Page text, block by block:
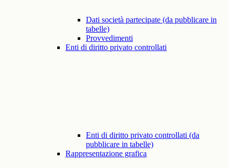
Dati società partecipate (da pubblicare in
tabelle)
Provvedimenti
Enti di diritto privato controllati
Enti di diritto privato controllati (da
pubblicare in tabelle)
Rappresentazione grafica